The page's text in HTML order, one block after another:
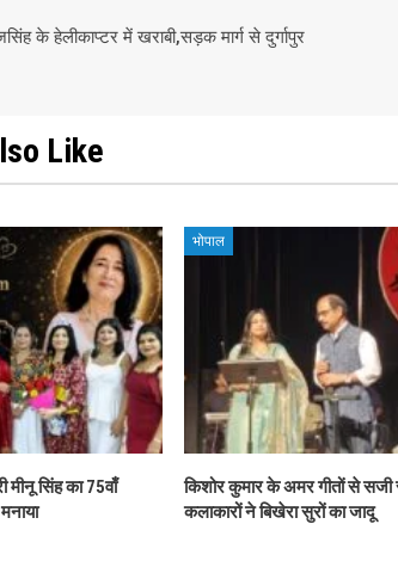
के हेलीकाप्‍टर में खराबी,सड़क मार्ग से दुर्गापुर
Like
मीनू सिंह का 75वाँ
भोपाल
किशोर कुमार के अमर गीतों से सजी
कलाकारों ने बिखेरा सुरों का जादू